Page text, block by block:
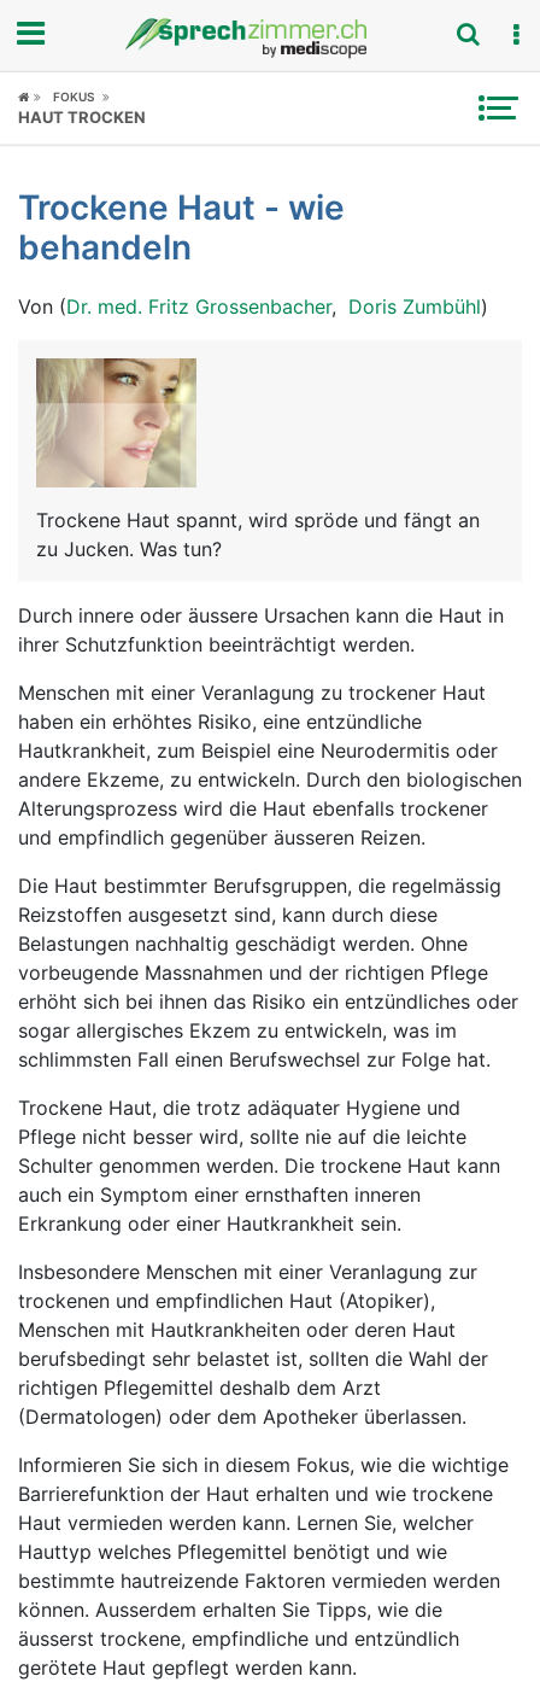
Fokus
Symptome
Ratgeber
Rubriken
FOKUS
HAUT TROCKEN
Trockene Haut - wie
behandeln
Von (Dr. med. Fritz Grossenbacher, Doris Zumbühl)
Trockene Haut spannt, wird spröde und fängt an
zu Jucken. Was tun?
Durch innere oder äussere Ursachen kann die Haut in
ihrer Schutzfunktion beeinträchtigt werden.
Menschen mit einer Veranlagung zu trockener Haut
haben ein erhöhtes Risiko, eine entzündliche
Hautkrankheit, zum Beispiel eine Neurodermitis oder
andere Ekzeme, zu entwickeln. Durch den biologischen
Alterungsprozess wird die Haut ebenfalls trockener
und empfindlich gegenüber äusseren Reizen.
Die Haut bestimmter Berufsgruppen, die regelmässig
Reizstoffen ausgesetzt sind, kann durch diese
Belastungen nachhaltig geschädigt werden. Ohne
vorbeugende Massnahmen und der richtigen Pflege
erhöht sich bei ihnen das Risiko ein entzündliches oder
sogar allergisches Ekzem zu entwickeln, was im
schlimmsten Fall einen Berufswechsel zur Folge hat.
Trockene Haut, die trotz adäquater Hygiene und
Pflege nicht besser wird, sollte nie auf die leichte
Schulter genommen werden. Die trockene Haut kann
auch ein Symptom einer ernsthaften inneren
Erkrankung oder einer Hautkrankheit sein.
Insbesondere Menschen mit einer Veranlagung zur
trockenen und empfindlichen Haut (Atopiker),
Menschen mit Hautkrankheiten oder deren Haut
berufsbedingt sehr belastet ist, sollten die Wahl der
richtigen Pflegemittel deshalb dem Arzt
(Dermatologen) oder dem Apotheker überlassen.
Informieren Sie sich in diesem Fokus, wie die wichtige
Barrierefunktion der Haut erhalten und wie trockene
Haut vermieden werden kann. Lernen Sie, welcher
Hauttyp welches Pflegemittel benötigt und wie
bestimmte hautreizende Faktoren vermieden werden
können. Ausserdem erhalten Sie Tipps, wie die
äusserst trockene, empfindliche und entzündlich
gerötete Haut gepflegt werden kann.